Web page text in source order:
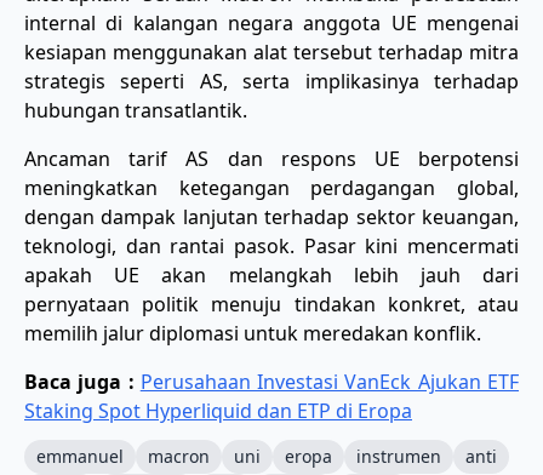
internal di kalangan negara anggota UE mengenai
kesiapan menggunakan alat tersebut terhadap mitra
strategis seperti AS, serta implikasinya terhadap
hubungan transatlantik.
Ancaman tarif AS dan respons UE berpotensi
meningkatkan ketegangan perdagangan global,
dengan dampak lanjutan terhadap sektor keuangan,
teknologi, dan rantai pasok. Pasar kini mencermati
apakah UE akan melangkah lebih jauh dari
pernyataan politik menuju tindakan konkret, atau
memilih jalur diplomasi untuk meredakan konflik.
Baca juga : Perusahaan Investasi VanEck Ajukan ETF
Staking Spot Hyperliquid dan ETP di Eropa
emmanuel macron uni eropa instrumen
anti